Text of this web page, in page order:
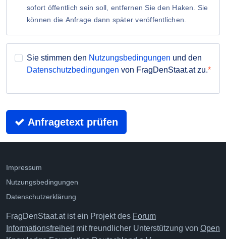
sofort öffentlich sein soll, entfernen Sie den Haken. Sie
können die Anfrage dann später veröffentlichen.
Sie stimmen den Nutzungsbedingungen und den
Datenschutzbedingungen von FragDenStaat.at zu.
Anfragetext prüfen
Impressum
Nutzungsbedingungen
Datenschutzerklärung
FragDenStaat.at ist ein Projekt des Forum
Informationsfreiheitmit freundlicher Unterstützung von Open